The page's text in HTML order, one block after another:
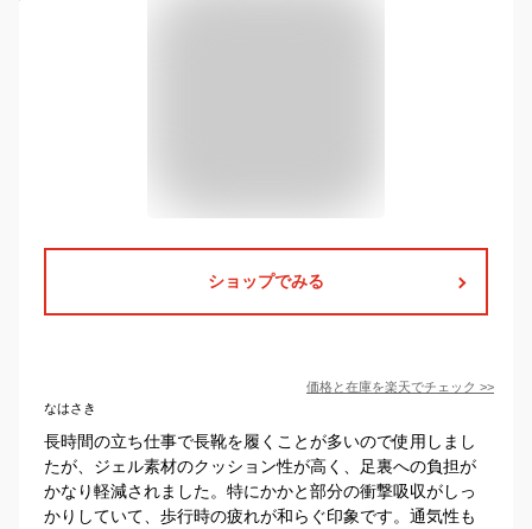
ショップでみる
価格と在庫を楽天でチェック >>
なはさき
長時間の立ち仕事で長靴を履くことが多いので使用しまし
たが、ジェル素材のクッション性が高く、足裏への負担が
かなり軽減されました。特にかかと部分の衝撃吸収がしっ
かりしていて、歩行時の疲れが和らぐ印象です。通気性も